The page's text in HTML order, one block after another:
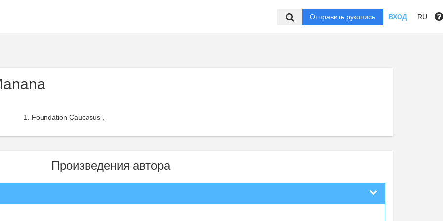
Отправить рукопись ВХОД RU
Foundation Caucasus ,
Произведения автора